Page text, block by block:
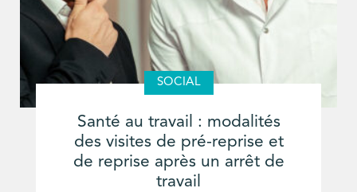
SOCIAL
Santé au travail : modalités
des visites de pré-reprise et
de reprise après un arrêt de
travail